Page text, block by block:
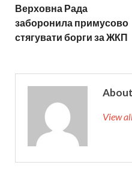
Верховна Рада
заборонила примусово
стягувати борги за ЖКП
View